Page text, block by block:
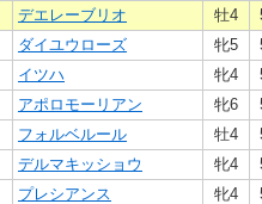
デエレーブリオ 牡4
ダイユウローズ 牝5
イツハ 牝4
アポロモーリアン 牝6
フォルベルール 牡4
デルマキッショウ 牝4
プレシアンス 牝4